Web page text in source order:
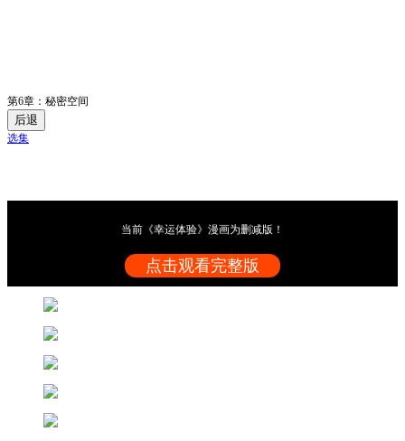
第6章：秘密空间
后退
选集
当前《幸运体验》漫画为删减版！
点击观看完整版